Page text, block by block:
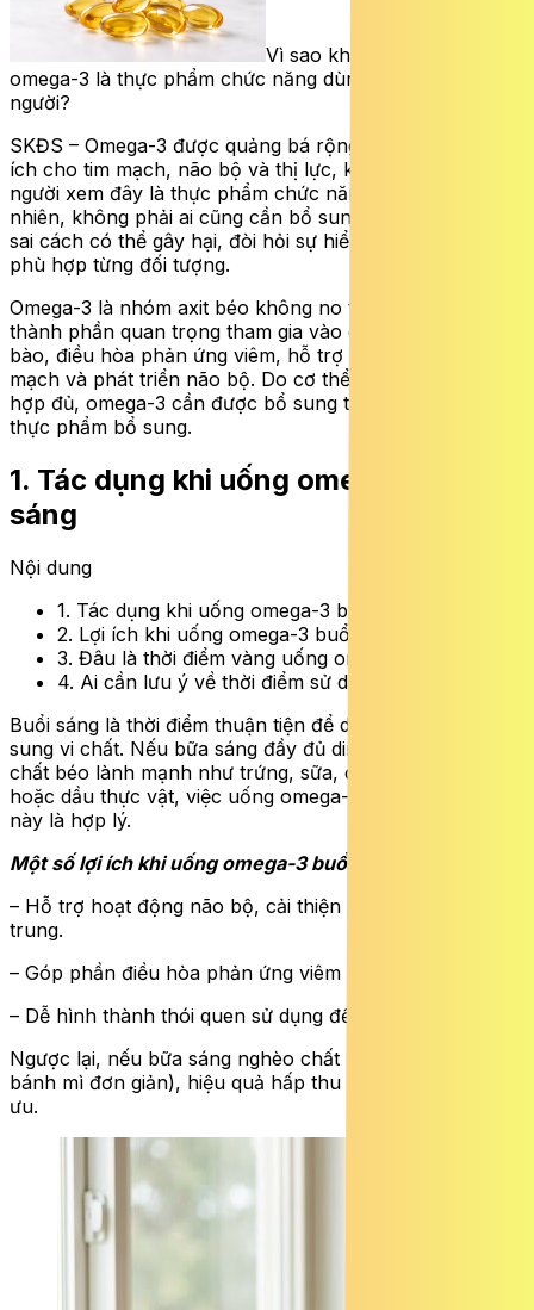
Vì sao không nên xem
omega-3 là thực phẩm chức năng dùng cho tất cả mọi
người?
SKĐS – Omega-3 được quảng bá rộng rãi với nhiều lợi
ích cho tim mạch, não bộ và thị lực, khiến không ít
người xem đây là thực phẩm chức năng ‘phổ thông’. Tuy
nhiên, không phải ai cũng cần bổ sung, thậm chí dùng
sai cách có thể gây hại, đòi hỏi sự hiểu đúng và sử dụng
phù hợp từng đối tượng.
Omega-3 là nhóm axit béo không no thiết yếu, là những
thành phần quan trọng tham gia vào cấu trúc màng tế
bào, điều hòa phản ứng viêm, hỗ trợ chức năng tim
mạch và phát triển não bộ. Do cơ thể không tự tổng
hợp đủ, omega-3 cần được bổ sung từ chế độ ăn hoặc
thực phẩm bổ sung.
1. Tác dụng khi uống omega-3 buổi
sáng
Nội dung
1. Tác dụng khi uống omega-3 buổi sáng
2. Lợi ích khi uống omega-3 buổi tối
3. Đâu là thời điểm vàng uống omega-3?
4. Ai cần lưu ý về thời điểm sử dụng
Buổi sáng là thời điểm thuận tiện để duy trì thói quen bổ
sung vi chất. Nếu bữa sáng đầy đủ dinh dưỡng, có chứa
chất béo lành mạnh như trứng, sữa, các loại hạt, cá
hoặc dầu thực vật, việc uống omega-3 vào thời điểm
này là hợp lý.
Một số lợi ích khi uống omega-3 buổi sáng:
– Hỗ trợ hoạt động não bộ, cải thiện khả năng tập
trung.
– Góp phần điều hòa phản ứng viêm mức độ thấp.
– Dễ hình thành thói quen sử dụng đều đặn.
Ngược lại, nếu bữa sáng nghèo chất béo (chỉ cà phê,
bánh mì đơn giản), hiệu quả hấp thu có thể không tối
ưu.